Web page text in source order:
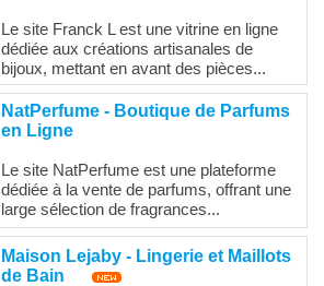
Le site Franck L est une vitrine en ligne
dédiée aux créations artisanales de
bijoux, mettant en avant des pièces...
NatPerfume - Boutique de Parfums
en Ligne
Le site NatPerfume est une plateforme
dédiée à la vente de parfums, offrant une
large sélection de fragrances...
Maison Lejaby - Lingerie et Maillots
de Bain